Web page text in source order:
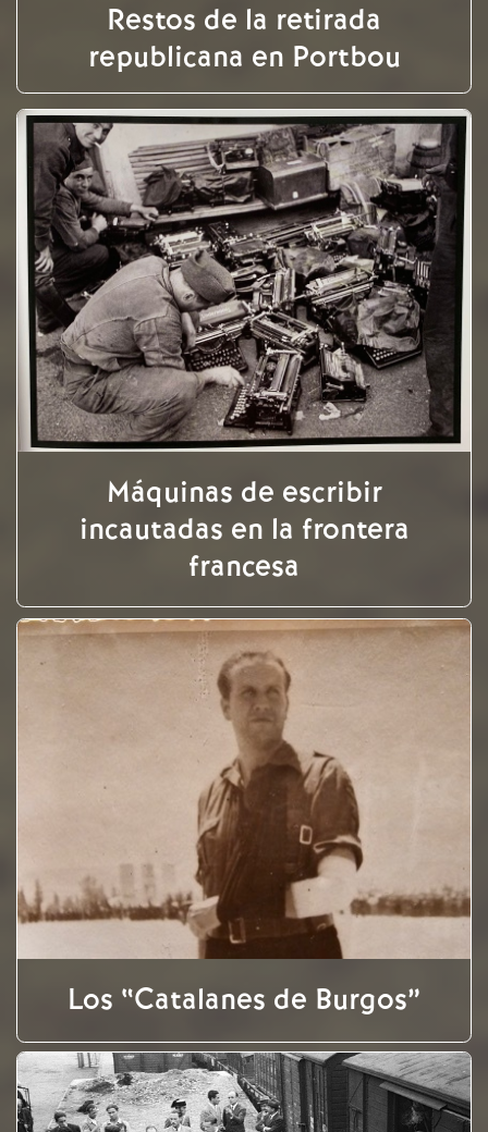
Restos de la retirada
republicana en Portbou
Máquinas de escribir
incautadas en la frontera
francesa
Los “Catalanes de Burgos”